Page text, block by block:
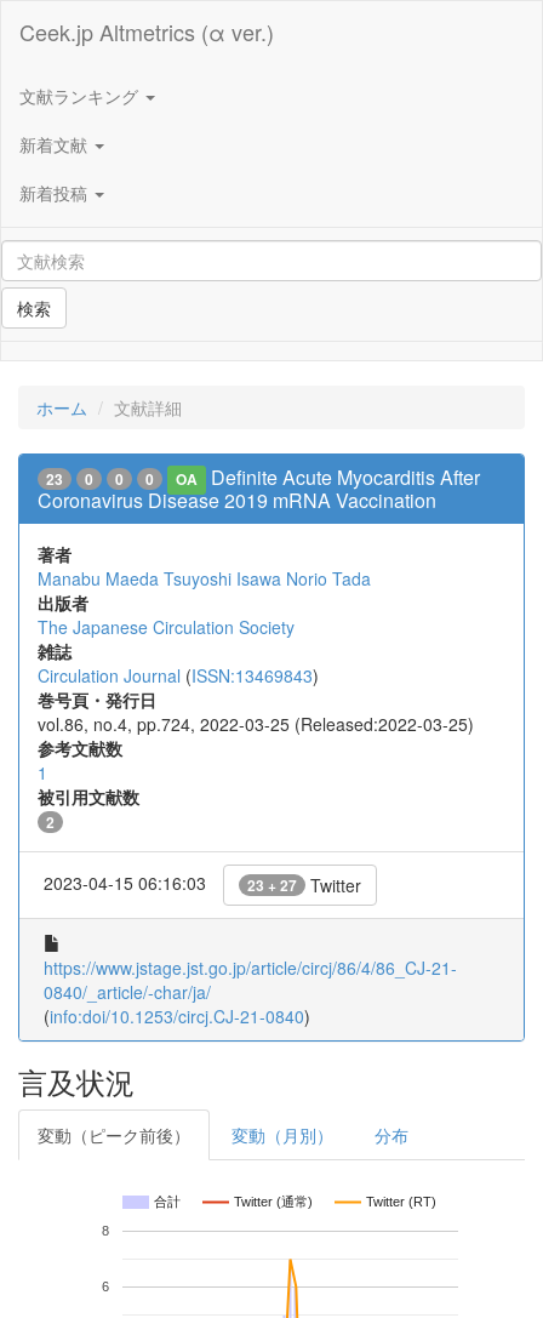
Ceek.jp Altmetrics (α ver.)
文献ランキング
新着文献
新着投稿
検索
ホーム 文献詳細
23 0 0 0 OA
Definite Acute Myocarditis After
Coronavirus Disease 2019 mRNA Vaccination
著者
Manabu Maeda Tsuyoshi Isawa Norio Tada
出版者
The Japanese Circulation Society
雑誌
Circulation Journal (ISSN:13469843)
巻号頁・発行日
vol.86, no.4, pp.724, 2022-03-25 (Released:2022-03-25)
参考文献数
1
被引用文献数
2
2023-04-15 06:16:03 23 + 27 Twitter
https://www.jstage.jst.go.jp/article/circj/86/4/86_CJ-21-
0840/_article/-char/ja/
(info:doi/10.1253/circj.CJ-21-0840)
言及状況
変動（ピーク前後） 変動（月別） 分布
合計 Twitter (通常) Twitter (RT)
6
8